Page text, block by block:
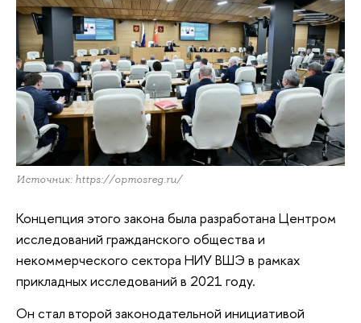
Источник: https://opmosreg.ru/
Концепция этого закона была разработана Центром
исследований гражданского общества и
некоммерческого сектора НИУ ВШЭ в рамках
прикладных исследований в 2021 году.
Он стал второй законодательной инициативой